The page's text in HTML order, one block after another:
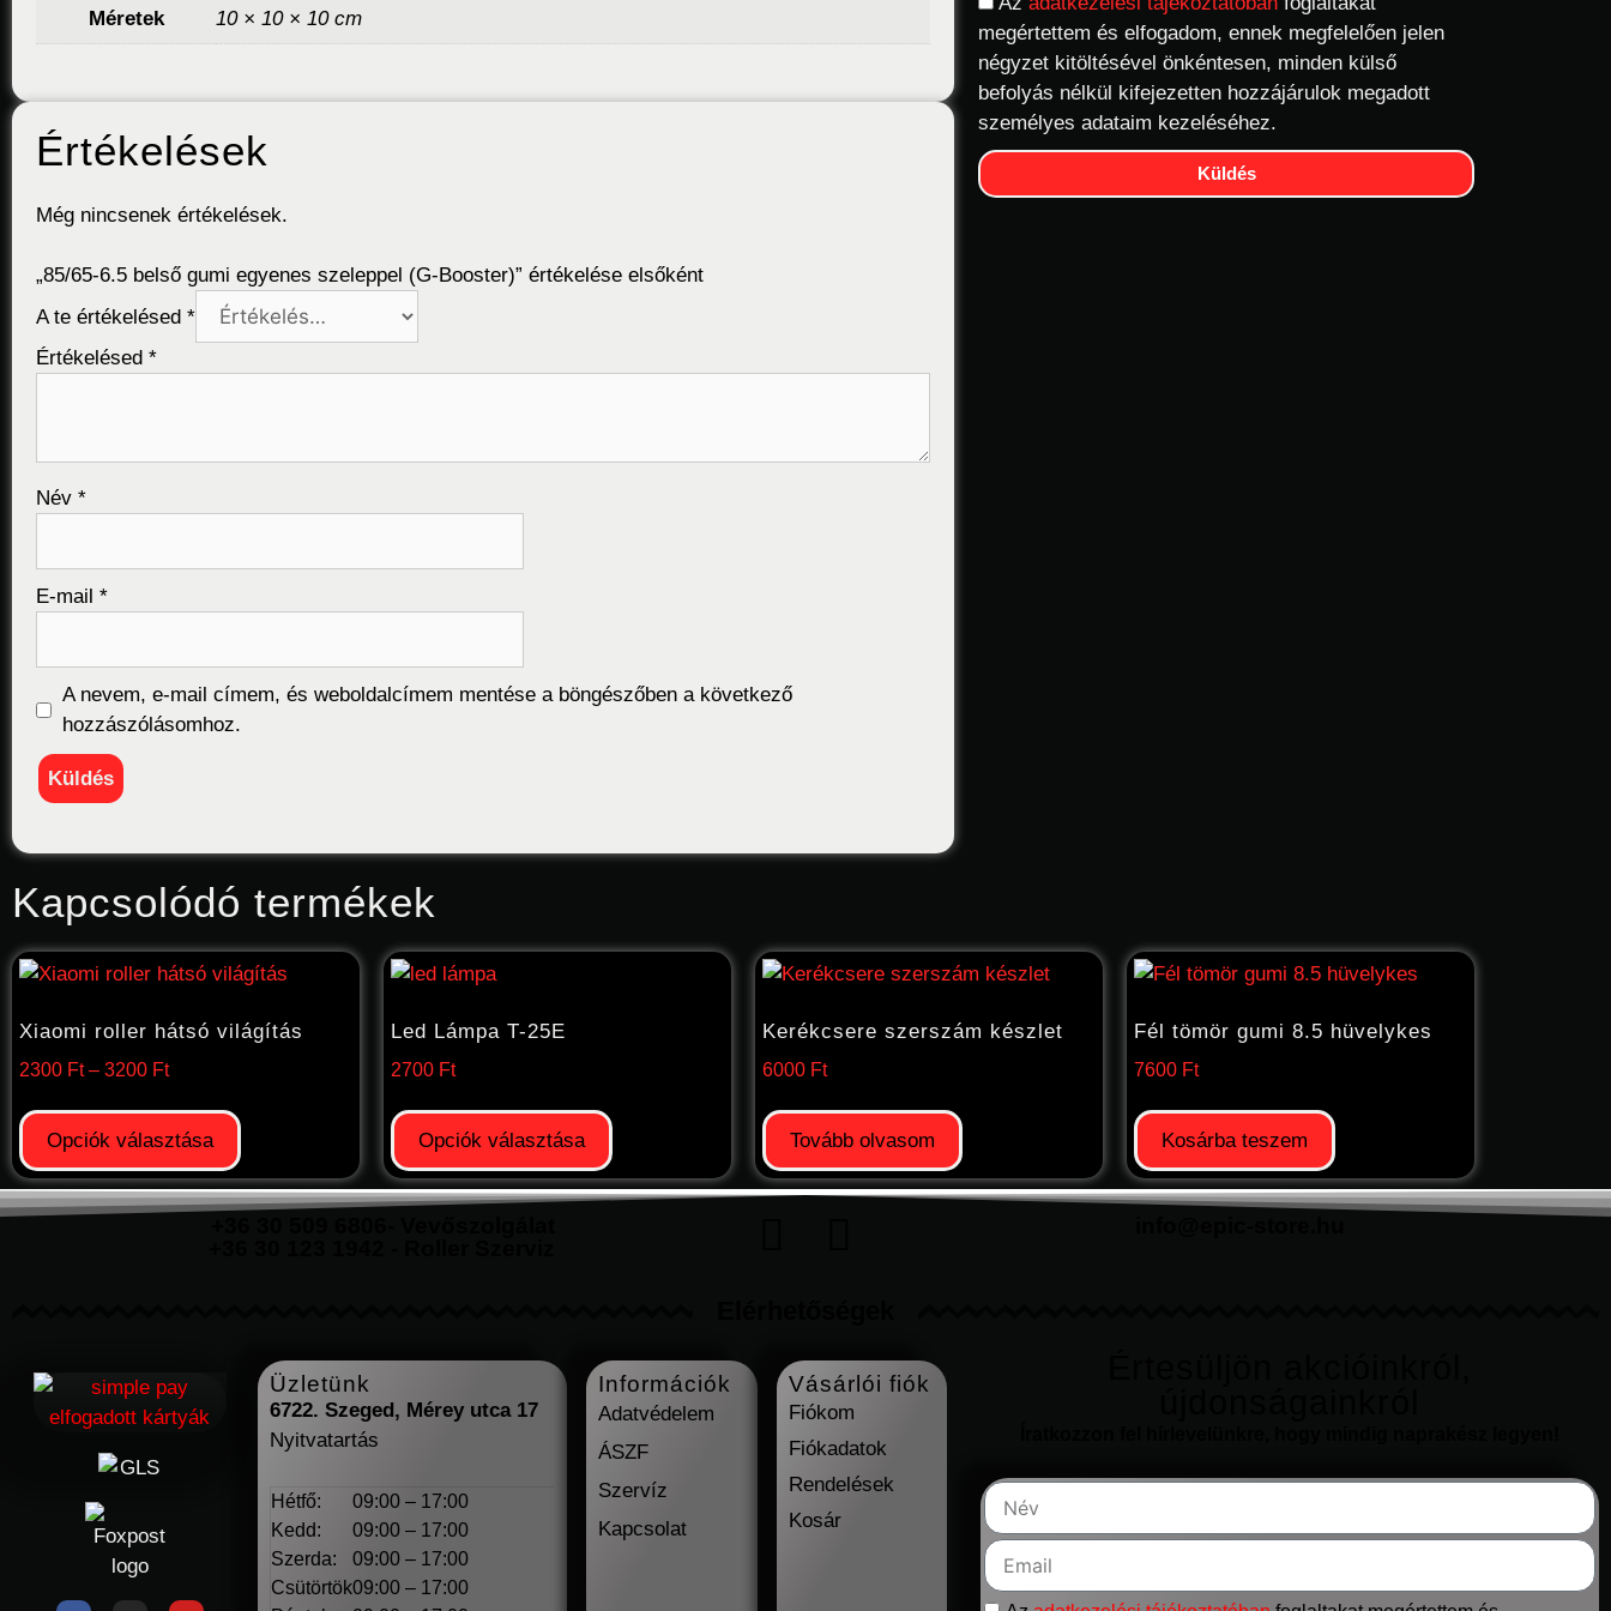
Méretek 10 × 10 × 10 cm
Értékelések
Még nincsenek értékelések.
„85/65-6.5 belső gumi egyenes szeleppel (G-Booster)” értékelése elsőként
A te értékelésed *
Értékelésed *
Név *
E-mail *
A nevem, e-mail címem, és weboldalcímem mentése a böngészőben a következő
hozzászólásomhoz.
megértettem és elfogadom, ennek megfelelően jelen
négyzet kitöltésével önkéntesen, minden külső
befolyás nélkül kifejezetten hozzájárulok megadott
személyes adataim kezeléséhez.
Küldés
Kapcsolódó termékek
Xiaomi roller hátsó világítás
2300 Ft – 3200 Ft
Opciók választása
Led Lámpa T-25E
2700 Ft
Opciók választása
Kerékcsere szerszám készlet
6000 Ft
Tovább olvasom
Fél tömör gumi 8.5 hüvelykes
7600 Ft
Kosárba teszem
Üzletünk
6722. Szeged, Mérey utca 17
Nyitvatartás
Hétfő:
09:00 – 17:00
Kedd:
09:00 – 17:00
Szerda:
09:00 – 17:00
Csütörtök09:00 – 17:00
Információk
Adatvédelem
ÁSZF
Szervíz
Kapcsolat
Vásárlói fiók
Fiókom
Fiókadatok
Rendelések
Kosár